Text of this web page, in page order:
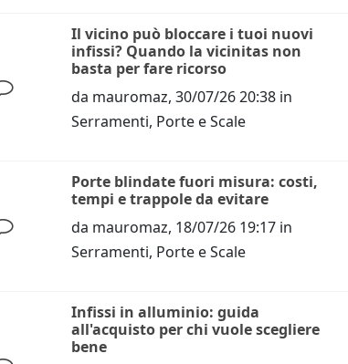
Il vicino può bloccare i tuoi nuovi
infissi? Quando la vicinitas non
basta per fare ricorso
da mauromaz,30/07/26 20:38 in
Serramenti, Porte e Scale
Porte blindate fuori misura: costi,
tempi e trappole da evitare
da mauromaz, 18/07/26 19:17 in
Serramenti, Porte e Scale
Infissi in alluminio: guida
all'acquisto per chi vuole scegliere
bene